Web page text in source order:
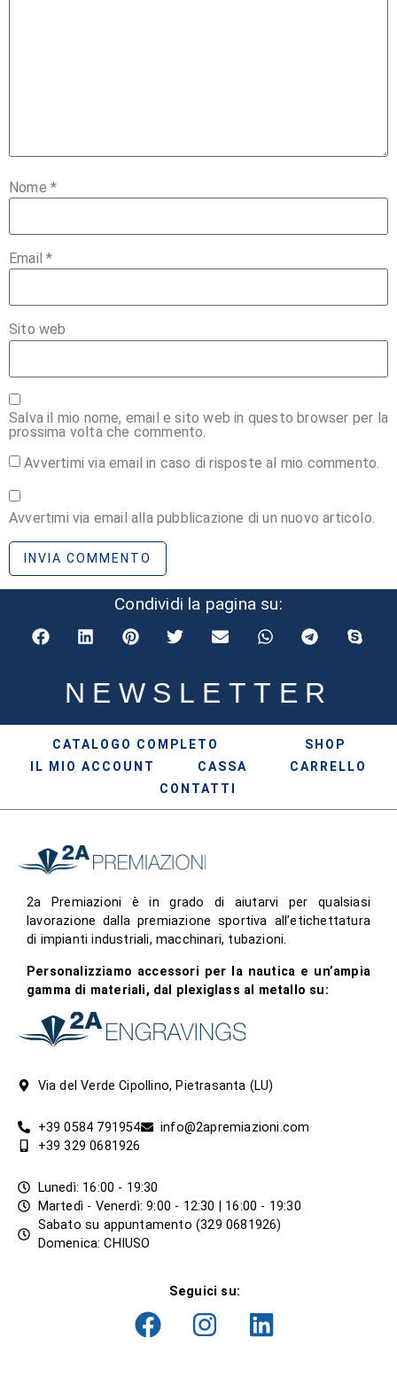
Nome *
Email*
Sito web
Salva il mio nome, email e sito web in questo browser per la
prossima volta che commento.
Avvertimi via email in caso di risposte al mio commento.
Avvertimi via email alla pubblicazione di un nuovo articolo.
Condividi la pagina su:
NEWSLETTER
CATALOGO COMPLETO
SHOP
IL MIO ACCOUNT
CASSA
CARRELLO
CONTATTI
2a Premiazioni è in grado di aiutarvi per qualsiasi
lavorazione dalla premiazione sportiva all’etichettatura
di impianti industriali, macchinari, tubazioni.
Personalizziamo accessori per la nautica e un’ampia
gamma di materiali, dal plexiglass al metallo su:
Via del Verde Cipollino, Pietrasanta (LU)
+39 0584 791954
info@2apremiazioni.com
+39 329 0681926
Lunedì: 16:00 - 19:30
Martedì - Venerdì: 9:00 - 12:30 | 16:00 - 19:30
Sabato su appuntamento (329 0681926)
Domenica: CHIUSO
Seguici su: